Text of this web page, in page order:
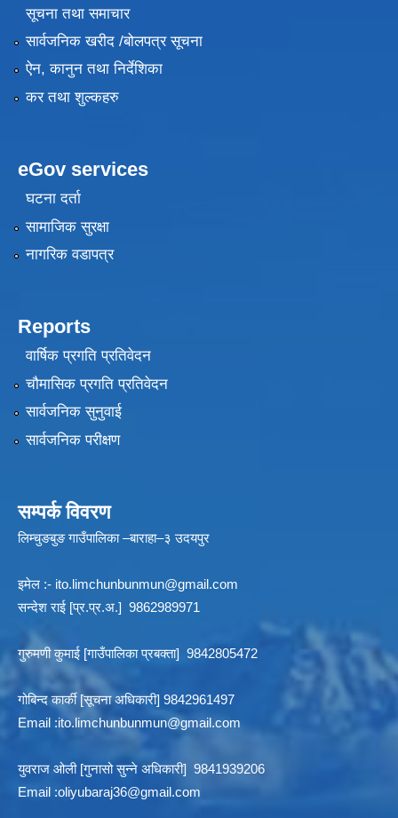
सूचना तथा समाचार
सार्वजनिक खरीद /बोलपत्र सूचना
ऐन, कानुन तथा निर्देशिका
कर तथा शुल्कहरु
eGov services
घटना दर्ता
सामाजिक सुरक्षा
नागरिक वडापत्र
Reports
वार्षिक प्रगति प्रतिवेदन
चौमासिक प्रगति प्रतिवेदन
सार्वजनिक सुनुवाई
सार्वजनिक परीक्षण
सम्पर्क विवरण
लिम्चुङबुङ गाउँपालिका –बाराहा–३ उदयपुर
इमेल :- ito.limchunbunmun@gmail.com
सन्देश राई [प्र.प्र.अ.] 9862989971
गुरुमणी कुमाई [गाउँपालिका प्रबक्ता] 9842805472
गोबिन्द कार्की [सूचना अधिकारी] 9842961497
Email :ito.limchunbunmun@gmail.com
युवराज ओली [गुनासो सुन्ने अधिकारी] 9841939206
Email :oliyubaraj36@gmail.com